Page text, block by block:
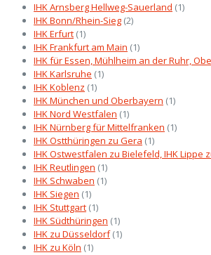
IHK Arnsberg Hellweg-Sauerland (1)
IHK Bonn/Rhein-Sieg (2)
IHK Erfurt (1)
IHK Frankfurt am Main (1)
IHK für Essen, Mühlheim an der Ruhr,
IHK Karlsruhe (1)
IHK Koblenz (1)
IHK München und Oberbayern (1)
IHK Nord Westfalen (1)
IHK Nürnberg für Mittelfranken (1)
IHK Ostthüringen zu Gera (1)
IHK Ostwestfalen zu Bielefeld, IHK Lippe
IHK Reutlingen (1)
IHK Schwaben (1)
IHK Siegen (1)
IHK Stuttgart (1)
IHK Südthüringen (1)
IHK zu Düsseldorf (1)
IHK zu Köln (1)